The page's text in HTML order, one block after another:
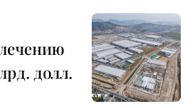
долл.